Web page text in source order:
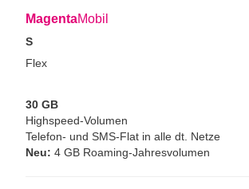
MagentaMobil
S
Flex
30 GB
Highspeed-Volumen
Telefon- und SMS-Flat in alle dt. Netze
Neu: 4 GB Roaming-Jahresvolumen